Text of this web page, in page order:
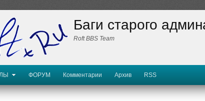
Баги старого
Roft BBS Team
ФОРУМ Комментарии Архив RSS